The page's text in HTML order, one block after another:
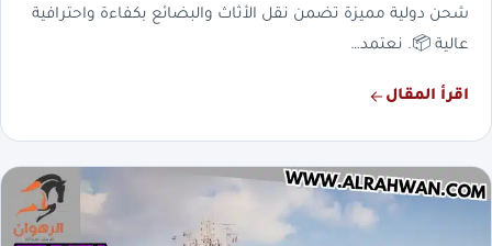
شحن دولية مميزة تضمن نقل الأثاث والبضائع بكفاءة واحترافية
عالية 📦. نعتمد…
اقرأ المقال